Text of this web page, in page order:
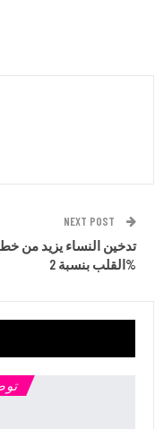
NEXT POST
تدخين النساء يزيد من
القلب بنسبة 2%